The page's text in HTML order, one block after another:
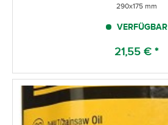
290x175 mm
VERFÜGBAR
21,55 € *